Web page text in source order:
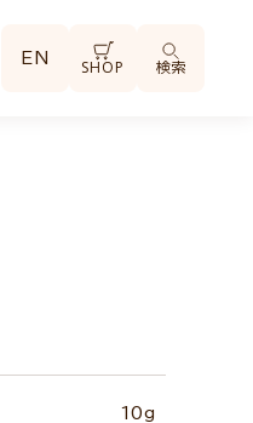
EN SHOP 検索
10g